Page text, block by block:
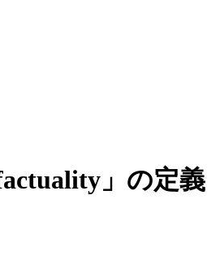
」の定義